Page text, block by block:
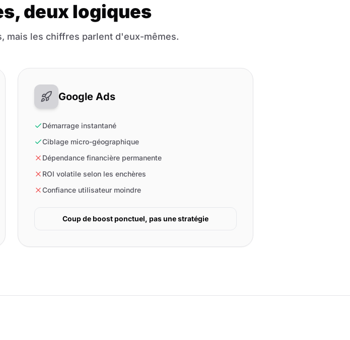
deux logiques
mais les chiffres parlent d'eux-mêmes.
Google Ads
Démarrage instantané
Ciblage micro-géographique
Dépendance financière permanente
ROI volatile selon les enchères
Confiance utilisateur moindre
Coup de boost ponctuel, pas une stratégie